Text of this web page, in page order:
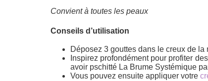
Convient à toutes les peaux
Conseils d’utilisation
Déposez 3 gouttes dans le creux de la
Inspirez profondément pour profiter
avoir pschitté La Brume Systémique
Vous pouvez ensuite appliquer votre